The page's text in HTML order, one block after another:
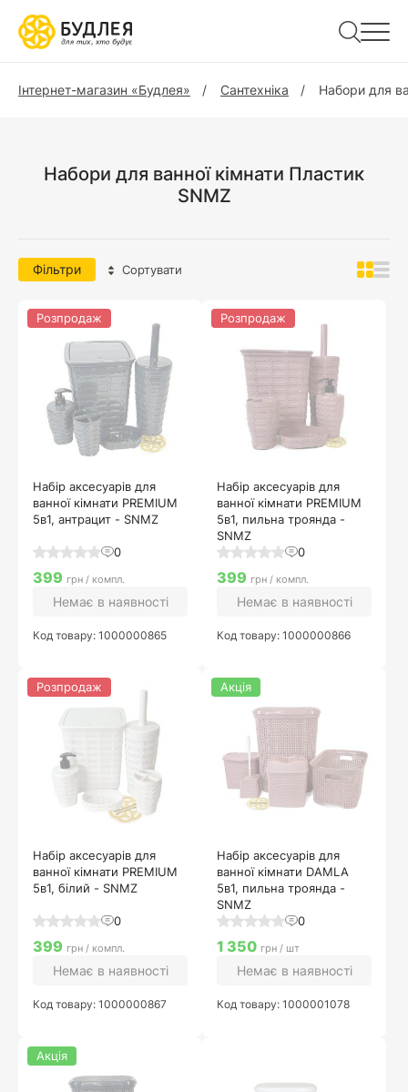
Інтернет-магазин «Будлея» Сантехніка Набори для
Набори для ванної кімнати Пластик
SNMZ
Фільтри Сортувати
Набір аксесуарів для
ванної кімнати PREMIUM
5в1, антрацит - SNMZ
0
Розпродаж
399 грн / компл.
Немає в наявності
Код товару: 1000000865
Набір аксесуарів для
ванної кімнати PREMIUM
5в1, пильна троянда -
SNMZ
0
Розпродаж
399 грн / компл.
Немає в наявності
Код товару: 1000000866
Набір аксесуарів для
ванної кімнати PREMIUM
5в1, білий - SNMZ
0
Розпродаж
399 грн / компл.
Немає в наявності
Код товару: 1000000867
Набір аксесуарів для
ванної кімнати DAMLA
5в1, пильна троянда -
SNMZ
0
Акція
1 350 грн / шт
Немає в наявності
Код товару: 1000001078
Акція